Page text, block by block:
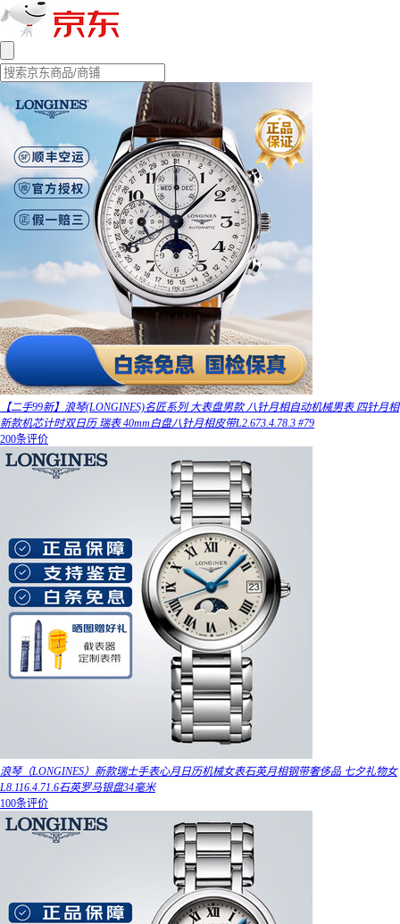
【二手99新】浪琴(LONGINES)名匠系列 大表盘男款 八针月相自动机械男表 四针月相
新款机芯计时双日历 瑞表 40mm白盘八针月相皮带L2.673.4.78.3 #79
200条评价
浪琴（LONGINES）新款瑞士手表心月日历机械女表石英月相钢带奢侈品 七夕礼物女
L8.116.4.71.6石英罗马银盘34毫米
100条评价